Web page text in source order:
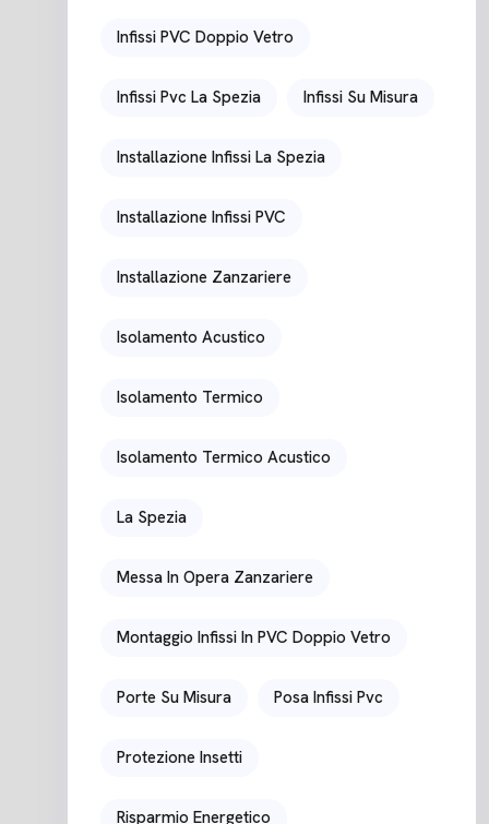
Infissi PVC Doppio Vetro
Infissi Pvc La Spezia Infissi Su Misura
Installazione Infissi La Spezia
Installazione Infissi PVC
Installazione Zanzariere
Isolamento Acustico
Isolamento Termico
Isolamento Termico Acustico
La Spezia
Messa In Opera Zanzariere
Montaggio Infissi In PVC Doppio Vetro
Porte Su Misura Posa Infissi Pvc
Protezione Insetti
Risparmio Energetico